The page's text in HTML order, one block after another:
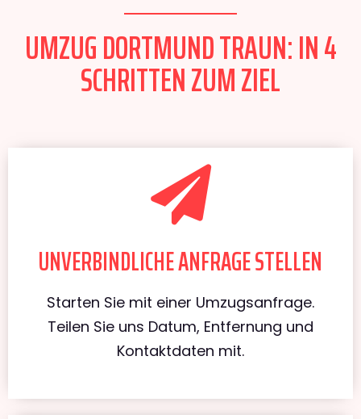
UMZUG DORTMUND TRAUN: IN 4
SCHRITTEN ZUM ZIEL
UNVERBINDLICHE ANFRAGE STELLEN
Starten Sie mit einer Umzugsanfrage.
Teilen Sie uns Datum, Entfernung und
Kontaktdaten mit.